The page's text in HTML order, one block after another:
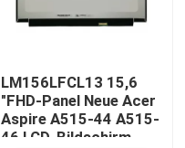
LM156LFCL13 15,6
"FHD-Panel Neue Acer
Aspire A515-44 A515-
46 LCD-Bildschirm